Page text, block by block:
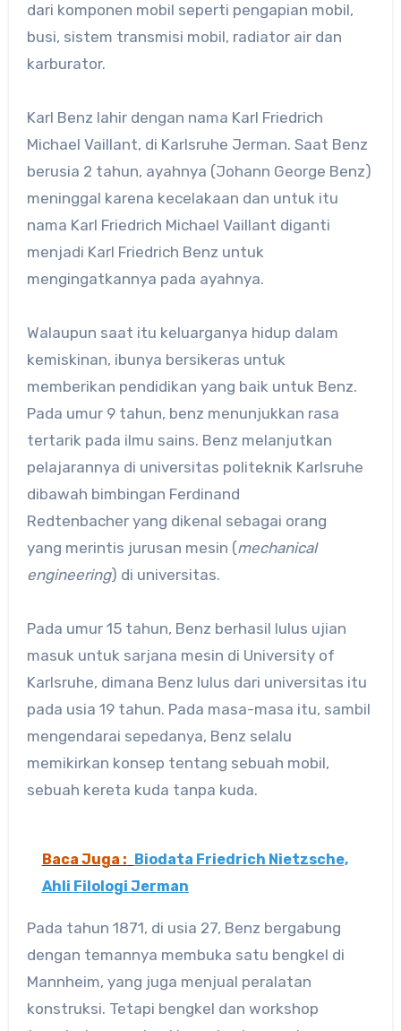
dari komponen mobil seperti pengapian mobil,
busi, sistem transmisi mobil, radiator air dan
karburator.
Karl Benz lahir dengan nama Karl Friedrich
Michael Vaillant, di Karlsruhe Jerman. Saat Benz
berusia 2 tahun, ayahnya (Johann George Benz)
meninggal karena kecelakaan dan untuk itu
nama Karl Friedrich Michael Vaillant diganti
menjadi Karl Friedrich Benz untuk
mengingatkannya pada ayahnya.
Walaupun saat itu keluarganya hidup dalam
kemiskinan, ibunya bersikeras untuk
memberikan pendidikan yang baik untuk Benz.
Pada umur 9 tahun, benz menunjukkan rasa
tertarik pada ilmu sains. Benz melanjutkan
pelajarannya di universitas politeknik Karlsruhe
dibawah bimbingan Ferdinand
Redtenbacher yang dikenal sebagai orang
yang merintis jurusan mesin (mechanical
engineering) di universitas.
Pada umur 15 tahun, Benz berhasil lulus ujian
masuk untuk sarjana mesin di University of
Karlsruhe, dimana Benz lulus dari universitas itu
pada usia 19 tahun. Pada masa-masa itu, sambil
mengendarai sepedanya, Benz selalu
memikirkan konsep tentang sebuah mobil,
sebuah kereta kuda tanpa kuda.
Baca Juga : Biodata Friedrich Nietzsche,
Ahli Filologi Jerman
Pada tahun 1871, di usia 27, Benz bergabung
dengan temannya membuka satu bengkel di
Mannheim, yang juga menjual peralatan
konstruksi. Tetapi bengkel dan workshop